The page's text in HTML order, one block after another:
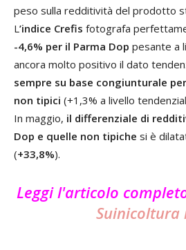
peso sulla redditività del prodotto
L’indice Crefis fotografa
-4,6% per il Parma Dop pesante a
ancora molto positivo il dato
sempre su base congiunturale
non tipici (+1,3% a livello
In maggio, il differenziale di
Dop e quelle non tipiche si è
(+33,8%).
Leggi l'articolo
Suinicoltura